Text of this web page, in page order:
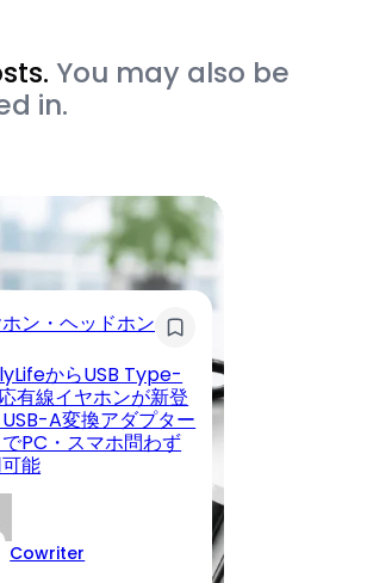
You may also be
in.
ン・ヘッドホン
からUSB Type-
有線イヤホンが新登
A変換アダプター
PC・スマホ問わず
能
Cowriter